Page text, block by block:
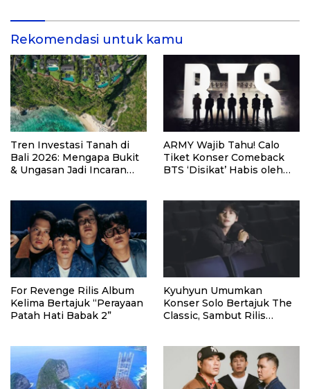
Rekomendasi untuk kamu
Tren Investasi Tanah di
Bali 2026: Mengapa Bukit
& Ungasan Jadi Incaran
ARMY Wajib Tahu! Calo
Tiket Konser Comeback
BTS ‘Disikat’ Habis oleh
For Revenge Rilis Album
Kelima Bertajuk “Perayaan
Patah Hati Babak 2”
Kyuhyun Umumkan
Konser Solo Bertajuk The
Classic, Sambut Rilis